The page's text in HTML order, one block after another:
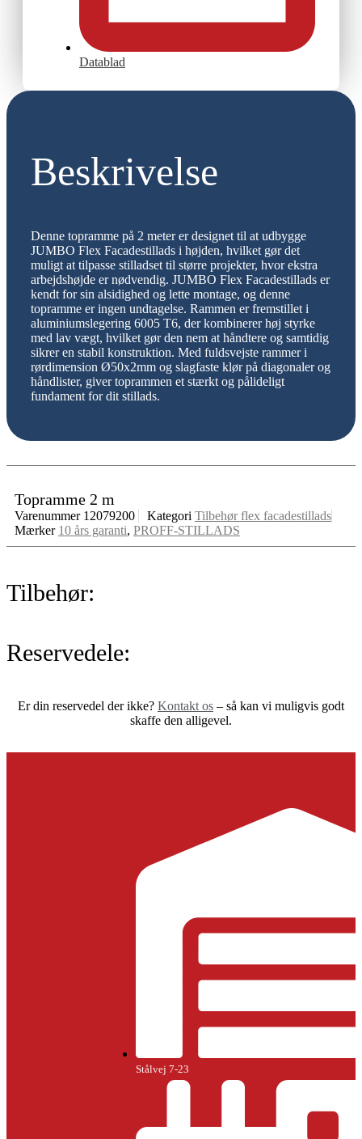
Datablad
Beskrivelse
Denne topramme på 2 meter er designet til at udbygge
JUMBO Flex Facadestillads i højden, hvilket gør det
muligt at tilpasse stilladset til større projekter, hvor ekstra
arbejdshøjde er nødvendig. JUMBO Flex Facadestillads er
kendt for sin alsidighed og lette montage, og denne
topramme er ingen undtagelse. Rammen er fremstillet i
aluminiumslegering 6005 T6, der kombinerer høj styrke
med lav vægt, hvilket gør den nem at håndtere og samtidig
sikrer en stabil konstruktion. Med fuldsvejste rammer i
rørdimension Ø50x2mm og slagfaste klør på diagonaler og
håndlister, giver toprammen et stærkt og pålideligt
fundament for dit stillads.
Topramme 2 m
Varenummer 12079200 Kategori Tilbehør flex facadestillads
Mærker 10 års garanti, PROFF-STILLADS
Tilbehør:
Reservedele:
Er din reservedel der ikke? Kontakt os – så kan vi muligvis godt
skaffe den alligevel.
Stålvej 7-23